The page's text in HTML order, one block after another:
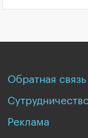
Обратная связь
Реклама